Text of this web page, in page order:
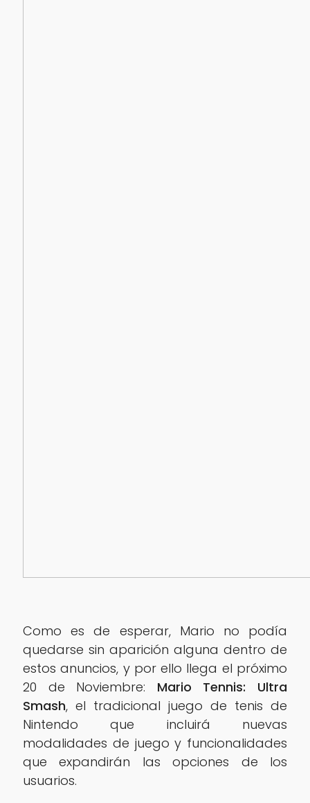
Como es de esperar, Mario no podía
quedarse sin aparición alguna dentro de
estos anuncios, y por ello llega el próximo
20 de Noviembre: Mario Tennis: Ultra
Smash, el tradicional juego de tenis de
Nintendo que incluirá nuevas
modalidades de juego y funcionalidades
que expandirán las opciones de los
usuarios.